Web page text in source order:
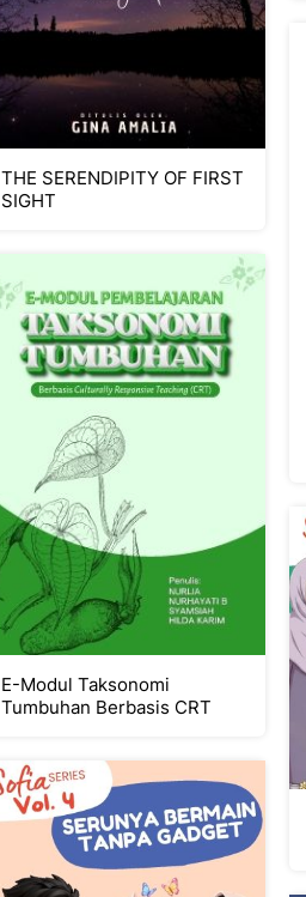
THE SERENDIPITY OF FIRST
SIGHT
E-Modul Taksonomi
Tumbuhan Berbasis CRT